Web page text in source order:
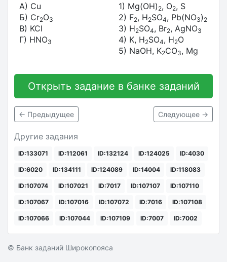
A) Cu
Б) Cr2O3
В) KCl
Г) HNO3
1) Mg(OH) 2, O2, S
2) F2, H2SO4, Pb(NO3) 2
3) H2SO4, Br2, AgNO3
4) K, H2SO4, H2O
5) NaOH, K2CO3, Mg
Открыть задание в банке заданий
← Предыдущее Следующее →
Другие задания
ID:133071 ID:112061 ID:132124 ID:124025 ID:4030
ID:6020 ID:134111 ID:124089 ID:14004 ID:118083
ID:107074 ID:107021 ID:7017 ID:107107 ID:107110
ID:107067 ID:107016 ID:107072 ID:7016 ID:107108
ID:107066 ID:107044 ID:107109 ID:7007 ID:7002
© Банк заданий Широкопояса